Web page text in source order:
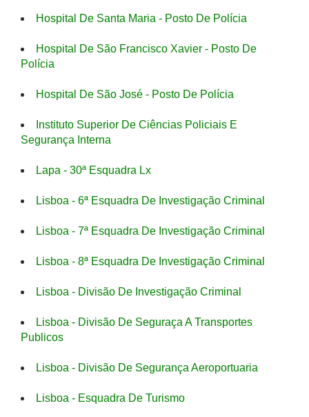
Hospital De Santa Maria - Posto De Polícia
Hospital De São Francisco Xavier - Posto De
Polícia
Hospital De São José - Posto De Polícia
Instituto Superior De Ciências Policiais E
Segurança Interna
Lapa - 30ª Esquadra Lx
Lisboa - 6ª Esquadra De Investigação Criminal
Lisboa - 7ª Esquadra De Investigação Criminal
Lisboa - 8ª Esquadra De Investigação Criminal
Lisboa - Divisão De Investigação Criminal
Lisboa - Divisão De Seguraça A Transportes
Publicos
Lisboa - Divisão De Segurança Aeroportuaria
Lisboa - Esquadra De Turismo